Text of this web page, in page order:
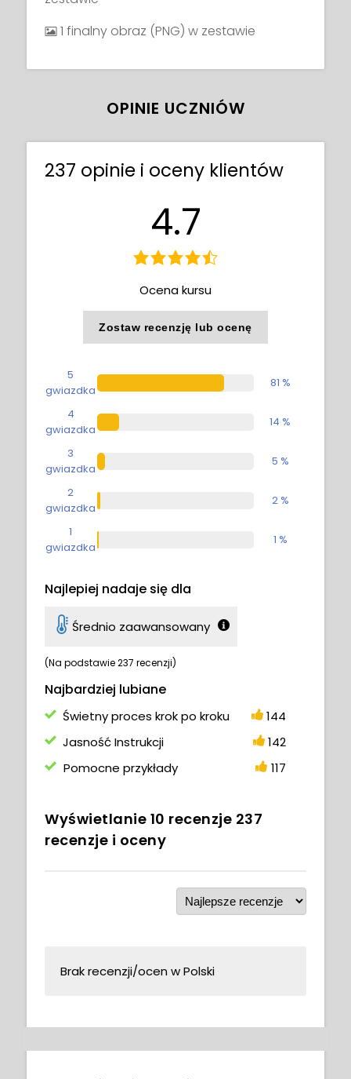
1 finalny obraz (PNG) w zestawie
OPINIE UCZNIÓW
237 opinie i oceny klientów
4.7
Ocena kursu
Zostaw recenzję lub ocenę
5
gwiazdka
81 %
4
gwiazdka
14 %
3
gwiazdka
5 %
2
gwiazdka
2 %
1
gwiazdka
1 %
Najlepiej nadaje się dla
Średnio zaawansowany
(Na podstawie 237 recenzji)
Najbardziej lubiane
Świetny proces krok po kroku
144
Jasność Instrukcji
142
Pomocne przykłady
117
Wyświetlanie 10 recenzje 237
recenzje i oceny
Brak recenzji/ocen w Polski